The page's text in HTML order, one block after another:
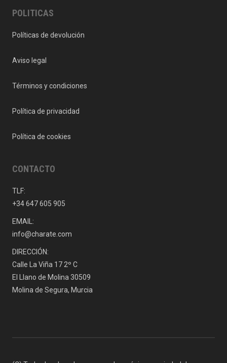
POLITICAS
Políticas de devolución
Aviso legal
Términos y condiciones
Política de privacidad
Política de cookies
CONTACTO
TLF:
+34 647 605 905
EMAIL:
info@charate.com
DIRECCIÓN:
Calle La Viña 17 2º C
El Llano de Molina 30509
Molina de Segura, Murcia